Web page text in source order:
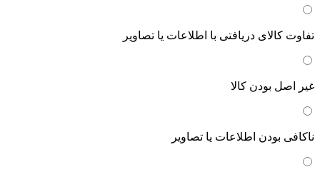
تفاوت کالای دریافتی با اطلاعات یا تصاویر
غیر اصل بودن کالا
ناکافی بودن اطلاعات یا تصاویر